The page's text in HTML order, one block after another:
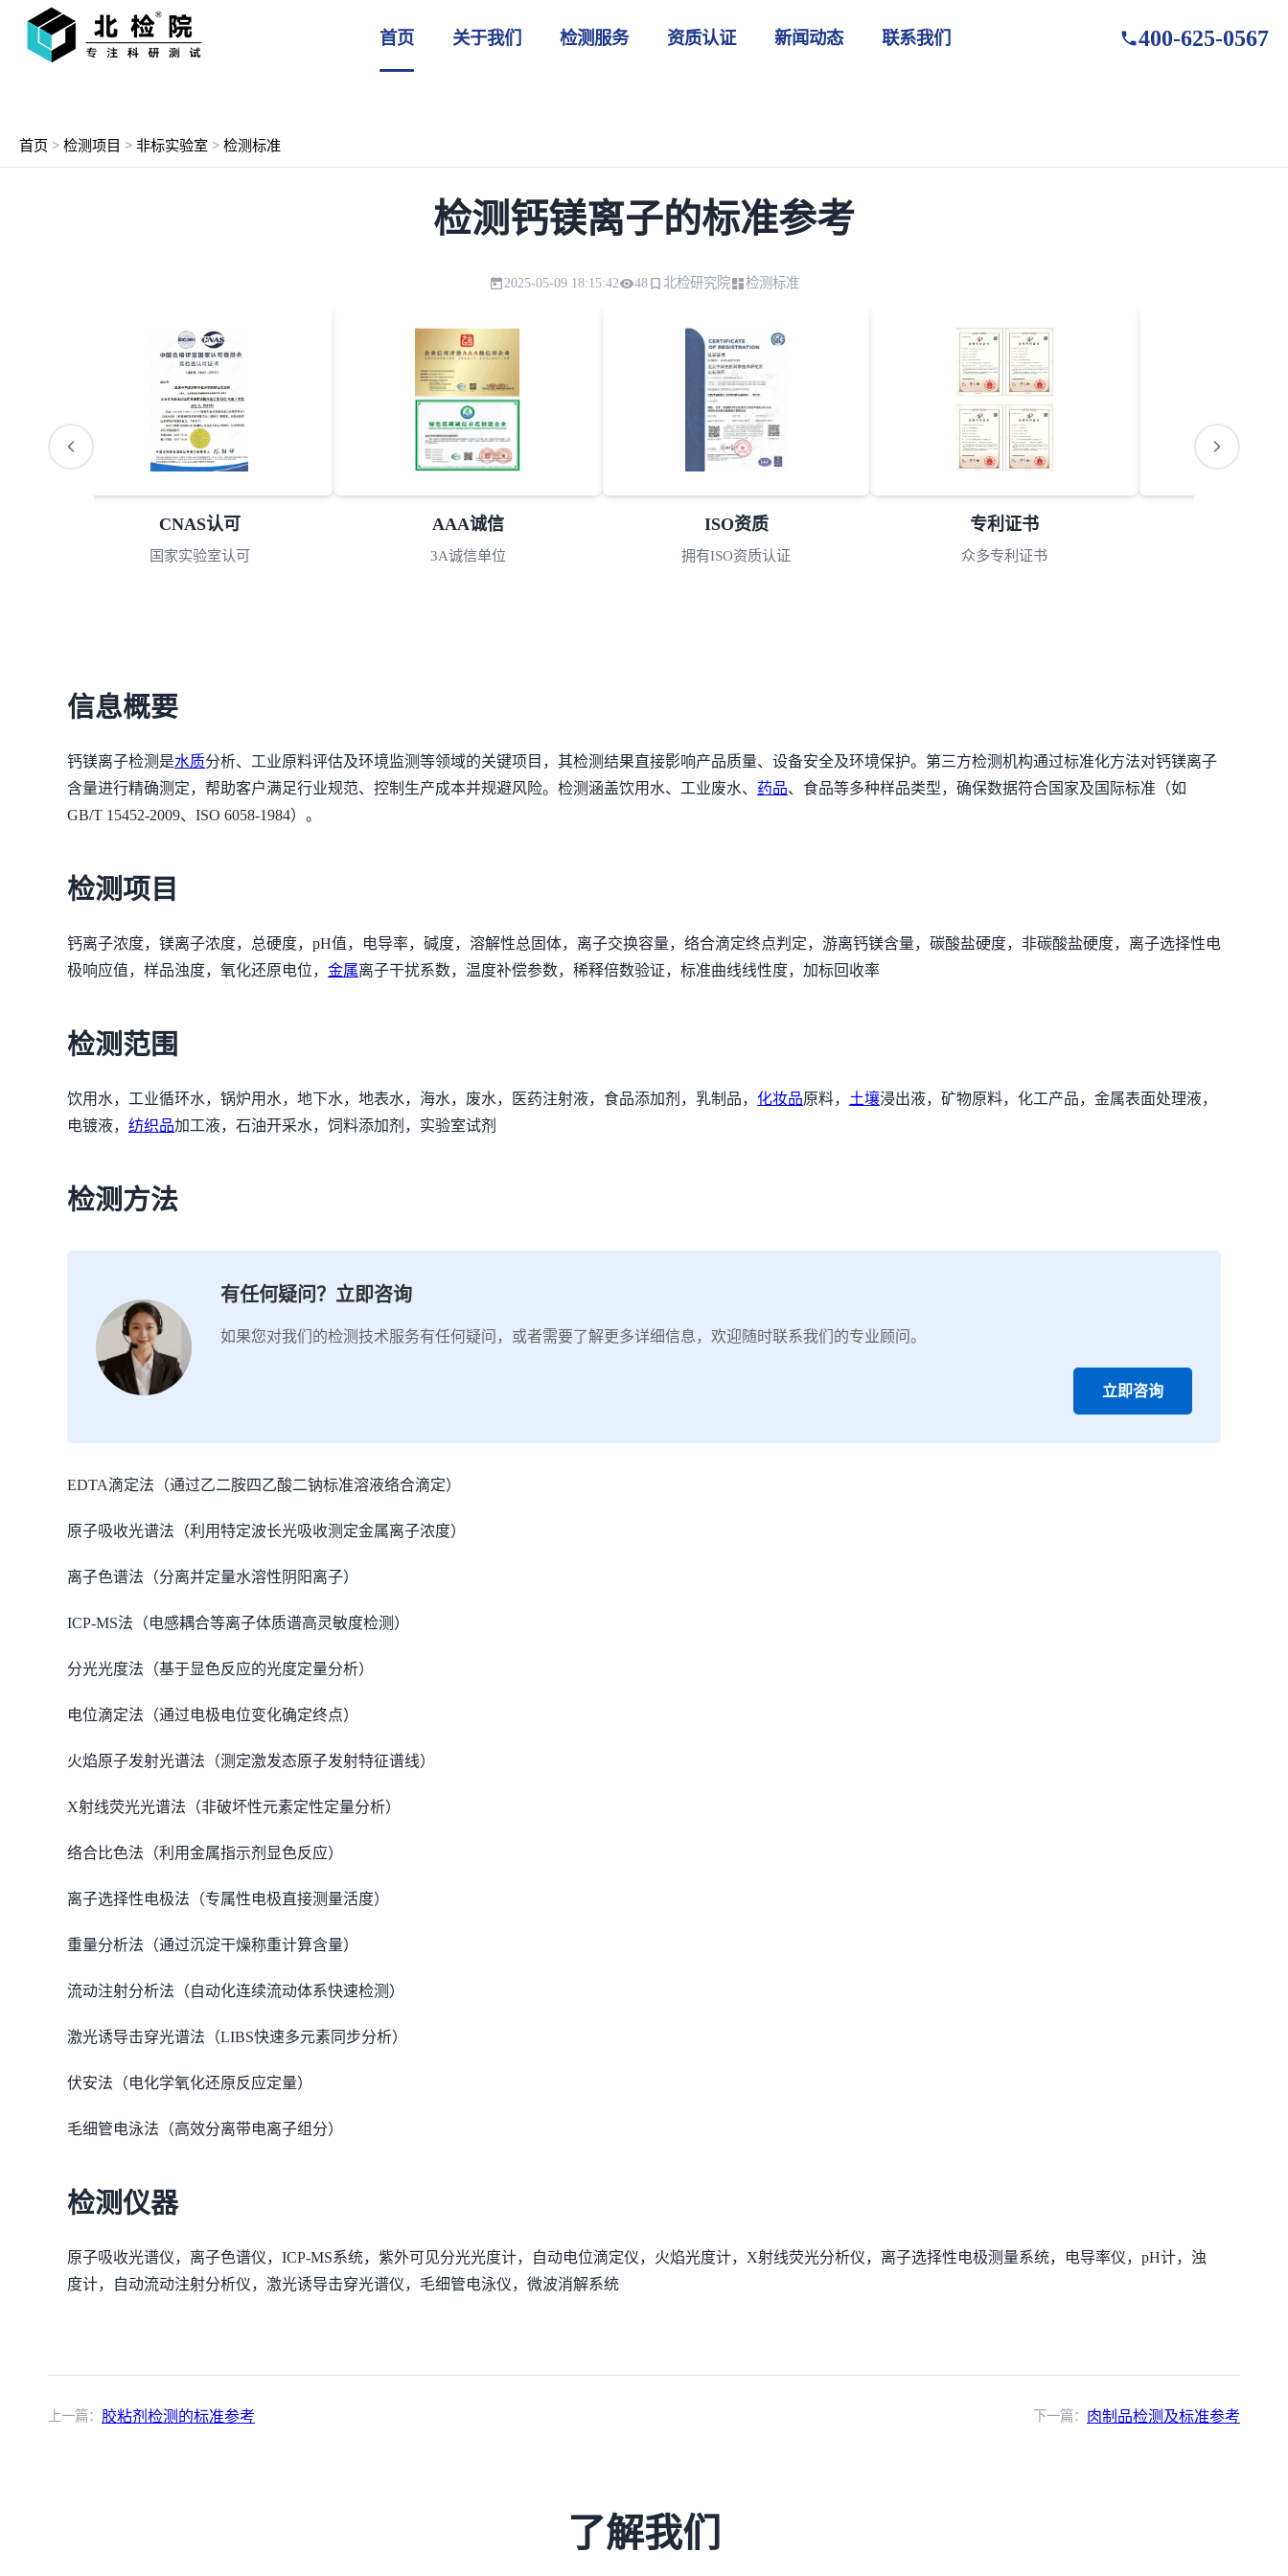
首页 关于我们 检测服务 资质认证 新闻动态 联系我们 400-625-0567
首页 > 检测项目 > 非标实验室 > 检测标准
检测钙镁离子的标准参考
2025-05-09 18:15:42 48 北检研究院 检测标准
CNAS认可
国家实验室认可
AAA诚信
3A诚信单位
ISO资质
拥有ISO资质认证
专利证书
众多专利证书
信息概要
钙镁离子检测是水质分析、工业原料评估及环境监测等领域的关键项目，其检测结果直接影响产品质量、设备安全及环境保护。第三方检测机构通过标准化方法对钙镁离子
含量进行精确测定，帮助客户满足行业规范、控制生产成本并规避风险。检测涵盖饮用水、工业废水、 药品、食品等多种样品类型，确保数据符合国家及国际标准（如
GB/T 15452-2009、ISO 6058-1984）。
检测项目
钙离子浓度，镁离子浓度，总硬度，pH值，电导率，碱度，溶解性总固体，离子交换容量，络合滴定终点判定，游离钙镁含量，碳酸盐硬度，非碳酸盐硬度，离子选择性电
极响应值，样品浊度，氧化还原电位， 金属离子干扰系数，温度补偿参数，稀释倍数验证，标准曲线线性度，加标回收率
检测范围
饮用水，工业循环水，锅炉用水，地下水，地表水，海水，废水，医药注射液，食品添加剂，乳制品， 化妆品原料， 土壤浸出液，矿物原料，化工产品，金属表面处理液，
电镀液， 纺织品加工液，石油开采水，饲料添加剂，实验室试剂
检测方法
有任何疑问？立即咨询
如果您对我们的检测技术服务有任何疑问，或者需要了解更多详细信息，欢迎随时联系我们的专业顾问。
立即咨询
EDTA滴定法（通过乙二胺四乙酸二钠标准溶液络合滴定）
原子吸收光谱法（利用特定波长光吸收测定金属离子浓度）
离子色谱法（分离并定量水溶性阴阳离子）
ICP-MS法（电感耦合等离子体质谱高灵敏度检测）
分光光度法（基于显色反应的光度定量分析）
电位滴定法（通过电极电位变化确定终点）
火焰原子发射光谱法（测定激发态原子发射特征谱线）
X射线荧光光谱法（非破坏性元素定性定量分析）
络合比色法（利用金属指示剂显色反应）
离子选择性电极法（专属性电极直接测量活度）
重量分析法（通过沉淀干燥称重计算含量）
流动注射分析法（自动化连续流动体系快速检测）
激光诱导击穿光谱法（LIBS快速多元素同步分析）
伏安法（电化学氧化还原反应定量）
毛细管电泳法（高效分离带电离子组分）
检测仪器
原子吸收光谱仪，离子色谱仪，ICP-MS系统，紫外可见分光光度计，自动电位滴定仪，火焰光度计，X射线荧光分析仪，离子选择性电极测量系统，电导率仪，pH计，浊
度计，自动流动注射分析仪，激光诱导击穿光谱仪，毛细管电泳仪，微波消解系统
上一篇： 胶粘剂检测的标准参考 下一篇： 肉制品检测及标准参考
了解我们